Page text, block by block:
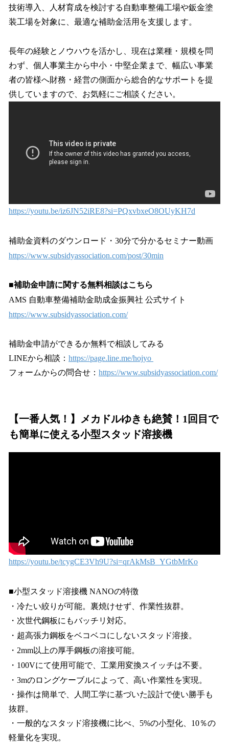
技術導入、人材育成を検討する自動車整備工場や鈑金塗
装工場を対象に、最適な補助金活用を支援します。
長年の経験とノウハウを活かし、現在は業種・規模を問
わず、個人事業主から中小・中堅企業まで、幅広い事業
者の皆様へ財務・経営の側面から総合的なサポートを提
供していますので、お気軽にご相談ください。
https://youtu.be/iz6JN52iRE8?si=PQxvbxeO8OUyKH7d
補助金資料のダウンロード・30分で分かるセミナー動画
https://www.subsidyassociation.com/post/30min
■補助金申請に関する無料相談はこちら
AMS 自動車整備補助金助成金振興社 公式サイト
https://www.subsidyassociation.com/
補助金申請ができるか無料で相談してみる
LINEから相談： https://page.line.me/hojyo
フォームからの問合せ： https://www.subsidyassociation.com/
【一番人気！】メカドルゆきも絶賛！1回目で
も簡単に使える小型スタッド溶接機
https://youtu.be/tcygCE3Vh9U?si=qrAkMsB_YGtbMrKo
■小型スタッド溶接機 NANOの特徴
・冷たい絞りが可能。裏焼けせず、作業性抜群。
・次世代鋼板にもバッチリ対応。
・超高張力鋼板をベコベコにしないスタッド溶接。
・2mm以上の厚手鋼板の溶接可能。
・100Vにて使用可能で、工業用変換スイッチは不要。
・3mのロングケーブルによって、高い作業性を実現。
・操作は簡単で、人間工学に基づいた設計で使い勝手も
抜群。
・一般的なスタッド溶接機に比べ、5%の小型化、10％の
軽量化を実現。